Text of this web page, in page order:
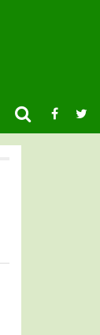
НОВОСТИ